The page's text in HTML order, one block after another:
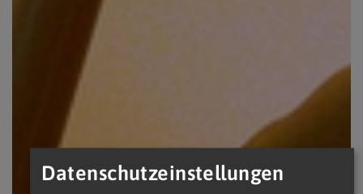
Datenschutzeinstellungen